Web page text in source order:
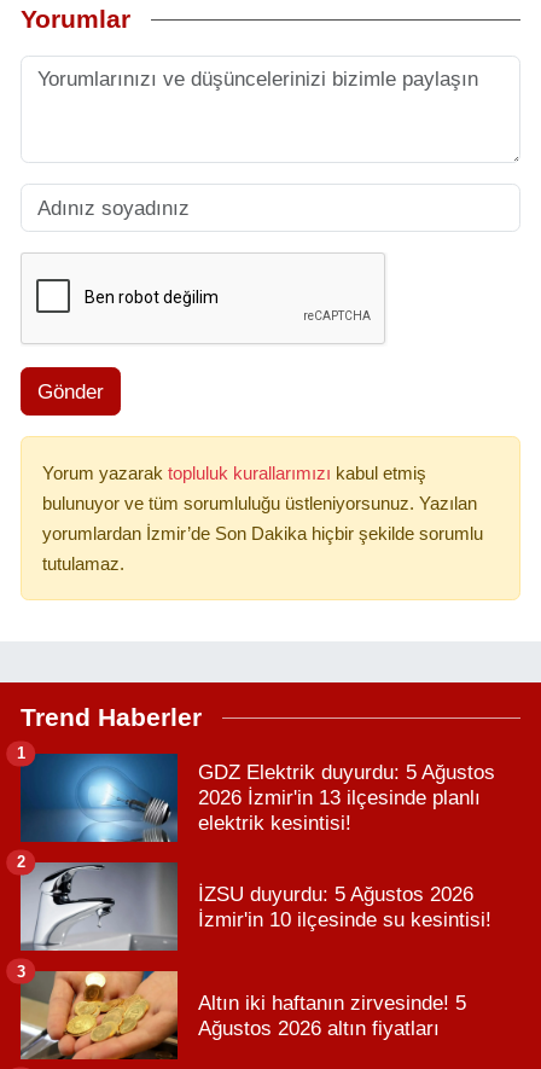
Yorumlar
Gönder
Yorum yazarak topluluk kurallarımızı kabul etmiş
bulunuyor ve tüm sorumluluğu üstleniyorsunuz. Yazılan
yorumlardan İzmir’de Son Dakika hiçbir şekilde sorumlu
tutulamaz.
Trend Haberler
GDZ Elektrik duyurdu: 5 Ağustos
2026 İzmir'in 13 ilçesinde planlı
elektrik kesintisi!
1
İZSU duyurdu: 5 Ağustos 2026
İzmir'in 10 ilçesinde su kesintisi!
2
Altın iki haftanın zirvesinde! 5
Ağustos 2026 altın fiyatları
3